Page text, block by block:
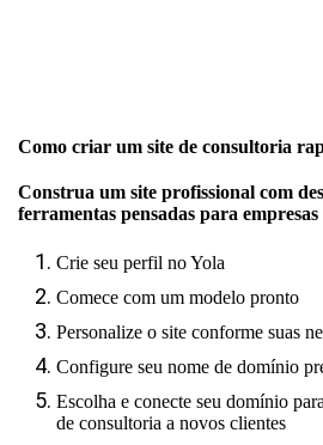
Como criar um site de consultoria
Construa um site profissional com
ferramentas pensadas para
Crie seu perfil no Yola
Comece com um modelo pronto
Personalize o site conforme suas
Configure seu nome de domínio
Escolha e conecte seu domínio
de consultoria a novos clientes